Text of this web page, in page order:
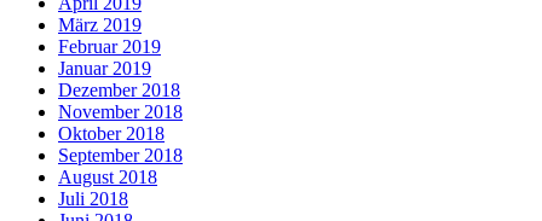
März 2019
Februar 2019
Januar 2019
Dezember 2018
November 2018
Oktober 2018
September 2018
August 2018
Juli 2018